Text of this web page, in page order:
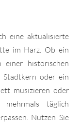
eine aktualisierte
im Harz. Ob ein
einer historischen
Stadtkern oder ein
musizieren oder
täglich
Nutzen Sie